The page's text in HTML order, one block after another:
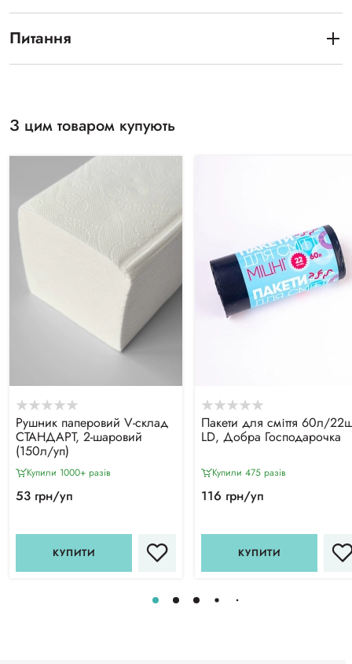
Питання
З цим товаром купують
Рушник паперовий V-склад
СТАНДАРТ, 2-шаровий
(150л/уп)
Купили 1000+ разiв
53 грн/уп
КУПИТИ
Пакети для сміття 60л/
LD, Добра Господарочка
Купили 475 разiв
116 грн/уп
КУПИТИ